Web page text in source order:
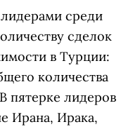
среди
сделок
в Турции:
количества
пятерке лидеров
Ирана, Ирака,